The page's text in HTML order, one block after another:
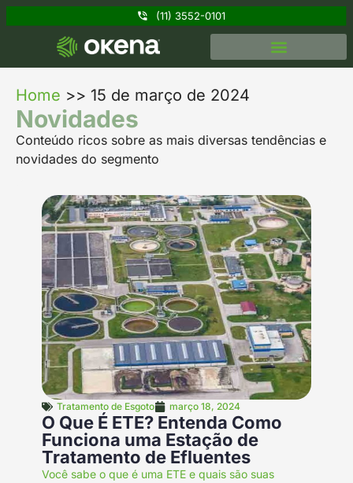
(11) 3552-0101
Home >> 15 de março de 2024
Novidades
Conteúdo ricos sobre as mais diversas tendências e
novidades do segmento
Tratamento de Esgoto março 18, 2024
O Que É ETE? Entenda Como
Funciona uma Estação de
Tratamento de Efluentes
Você sabe o que é uma ETE e quais são suas